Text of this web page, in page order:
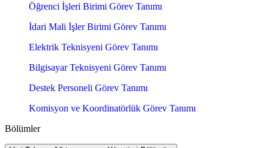
Öğrenci İşleri Birimi Görev Tanımı
İdari Mali İşler Birimi Görev Tanımı
Elektrik Teknisyeni Görev Tanımı
Bilgisayar Teknisyeni Görev Tanımı
Destek Personeli Görev Tanımı
Komisyon ve Koordinatörlük Görev Tanımı
Bölümler